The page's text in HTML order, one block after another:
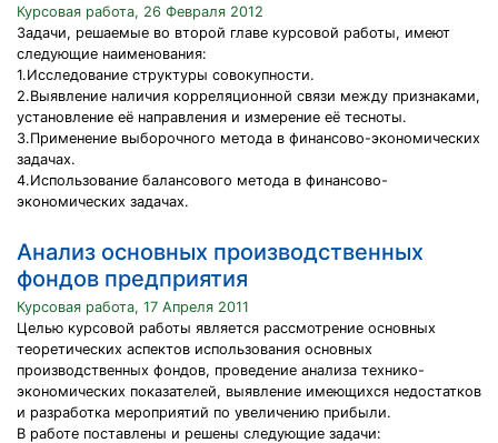
Курсовая работа, 26 Февраля 2012
Задачи, решаемые во второй главе курсовой работы, имеют
следующие наименования:
1.Исследование структуры совокупности.
2.Выявление наличия корреляционной связи между признаками,
установление её направления и измерение её тесноты.
3.Применение выборочного метода в финансово-экономических
задачах.
4.Использование балансового метода в финансово-
экономических задачах.
Анализ основных производственных
фондов предприятия
Курсовая работа, 17 Апреля 2011
Целью курсовой работы является рассмотрение основных
теоретических аспектов использования основных
производственных фондов, проведение анализа технико-
экономических показателей, выявление имеющихся недостатков
и разработка мероприятий по увеличению прибыли.
В работе поставлены и решены следующие задачи: